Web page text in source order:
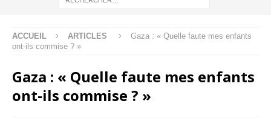
ACCUEIL ARTICLES
Gaza : « Quelle faute mes enfants
ont-ils commise ? »
Gaza : « Quelle faute mes enfants
ont-ils commise ? »